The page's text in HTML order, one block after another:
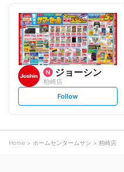
l
o
w
ジョーシン
柏崎店
s
t
o
w
Follow
Home ホームセンタームサシ 柏崎店